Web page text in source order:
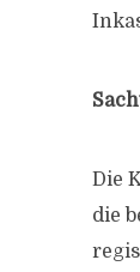
Die
die